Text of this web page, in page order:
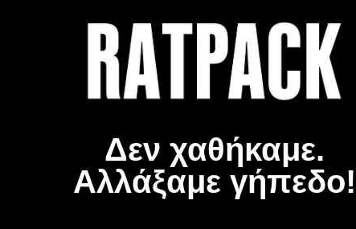
Δεν χαθήκαμε.
Αλλάξαμε γήπεδο!